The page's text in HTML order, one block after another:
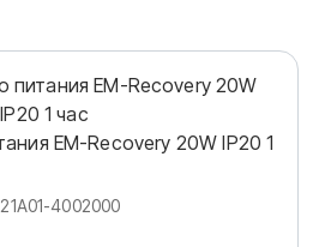
EM-Recovery 20W IP20 1
4002000